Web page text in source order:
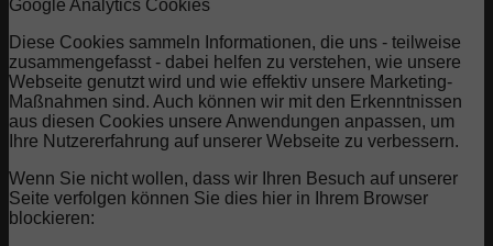
Google Analytics Cookies
Diese Cookies sammeln Informationen, die uns - teilweise
zusammengefasst - dabei helfen zu verstehen, wie unsere
Webseite genutzt wird und wie effektiv unsere Marketing-
Maßnahmen sind. Auch können wir mit den Erkenntnissen
aus diesen Cookies unsere Anwendungen anpassen, um
Ihre Nutzererfahrung auf unserer Webseite zu verbessern.
Wenn Sie nicht wollen, dass wir Ihren Besuch auf unserer
Seite verfolgen können Sie dies hier in Ihrem Browser
blockieren: